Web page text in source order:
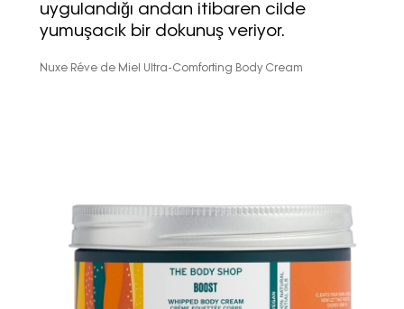
yoluyla tarafıma yapılmasına onay
ve bu kapsamda/ amaçla ad/
işlenmesine açık rıza veriyorum.
uygulandığı andan itibaren cilde
yumuşacık bir dokunuş veriyor.
Nuxe Réve de Miel Ultra-Comforting Body Cream